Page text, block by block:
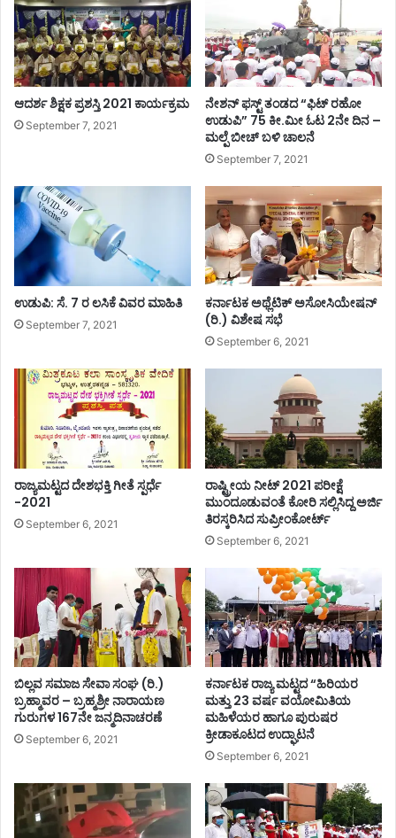
ಲ್
ಲಾ
ಧಿ
ಕಾ
ರಿ
ಜಿ
ಜ
.
.
!
ಲಿ
ಟ್
ಟು
ಚಿ
ನ್
ನ
ಸಾ
.
!
ಆದರ್ಶ ಶಿಕ್ಷಕ ಪ್ರಶಸ್ತಿ 2021 ಕಾರ್ಯಕ್ರಮ
September 7, 2021
ನೇಶನ್ ಫಸ್ಟ್ ತಂಡದ “ಫಿಟ್ ರಹೋ
ಉಡುಪಿ” 75 ಕೀ.ಮೀ ಓಟ 2ನೇ ದಿನ –
ಮಲ್ಪೆ ಬೀಚ್ ಬಳಿ ಚಾಲನೆ
September 7, 2021
ಉಡುಪಿ: ಸೆ. 7 ರ ಲಸಿಕೆ ವಿವರ ಮಾಹಿತಿ
September 7, 2021
ಕರ್ನಾಟಕ ಅಥ್ಲೆಟಿಕ್ ಅಸೋಸಿಯೇಷನ್
(ರಿ.) ವಿಶೇಷ ಸಭೆ
September 6, 2021
ರಾಜ್ಯಮಟ್ಟದ ದೇಶಭಕ್ತಿ ಗೀತೆ ಸ್ಪರ್ಧೆ
-2021
September 6, 2021
ರಾಷ್ಟ್ರೀಯ ನೀಟ್ 2021 ಪರೀಕ್ಷೆ
ಮುಂದೂಡುವಂತೆ ಕೋರಿ ಸಲ್ಲಿಸಿದ್ದ ಅರ್ಜಿ
ತಿರಸ್ಕರಿಸಿದ ಸುಪ್ರೀಂಕೋರ್ಟ್
September 6, 2021
ಬಿಲ್ಲವ ಸಮಾಜ ಸೇವಾ ಸಂಘ (ರಿ.)
ಬ್ರಹ್ಮಾವರ – ಬ್ರಹ್ಮಶ್ರೀ ನಾರಾಯಣ
ಗುರುಗಳ 167ನೇ ಜನ್ಮದಿನಾಚರಣೆ
September 6, 2021
ಕರ್ನಾಟಕ ರಾಜ್ಯ ಮಟ್ಟದ “ಹಿರಿಯರ
ಮತ್ತು 23 ವರ್ಷ ವಯೋಮಿತಿಯ
ಮಹಿಳೆಯರ ಹಾಗೂ ಪುರುಷರ
ಕ್ರೀಡಾಕೂಟದ ಉದ್ಘಾಟನೆ
September 6, 2021